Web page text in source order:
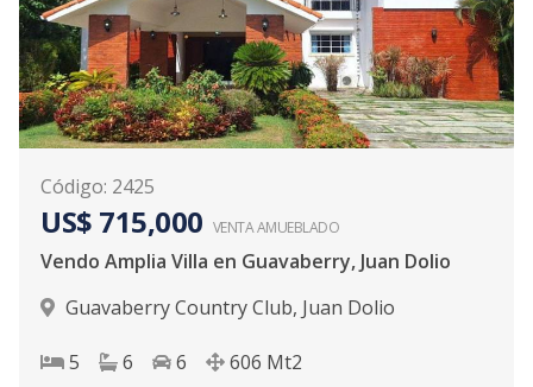
Código: 2425
US$ 715,000 VENTA AMUEBLADO
Vendo Amplia Villa en Guavaberry, Juan Dolio
Guavaberry Country Club, Juan Dolio
5 6 6 606 Mt2